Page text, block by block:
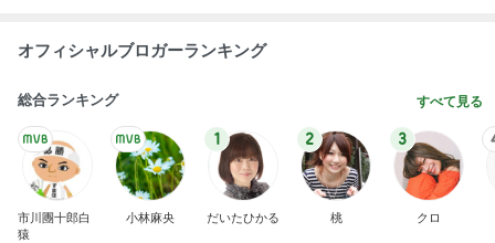
オフィシャルブロガーランキング
総合ランキング すべて見る
市川團十郎白
猿
小林麻央
1
だいたひかる
2
桃
3
クロ